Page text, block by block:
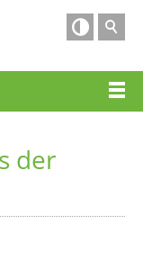

der